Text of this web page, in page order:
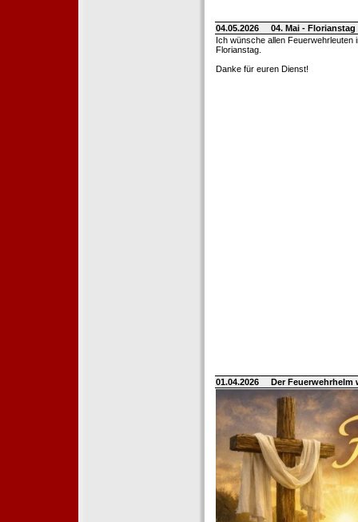
04.05.2026
04. Mai -
Ich wünsche allen Feuerwehrleuten
Florianstag.
Danke für euren Dienst!
01.04.2026 Der